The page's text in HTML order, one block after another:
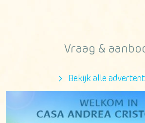
Vraag &
Bekijk alle